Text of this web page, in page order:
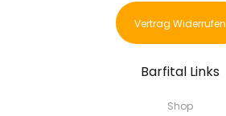
Vertrag Widerrufen
Barfital Links
Shop